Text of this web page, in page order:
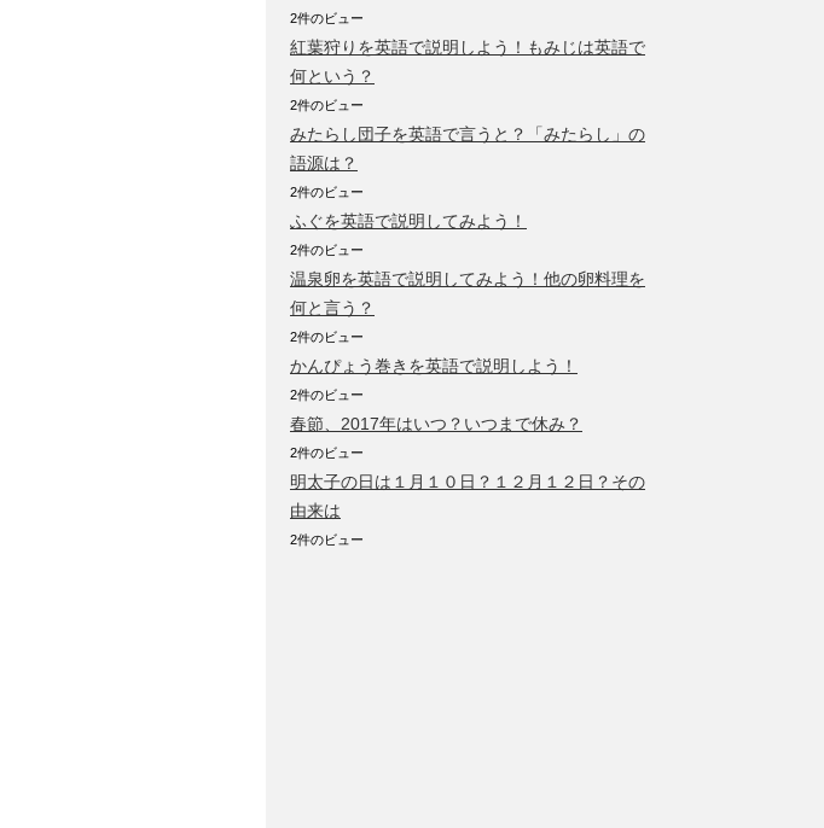
2件のビュー
紅葉狩りを英語で説明しよう！もみじは英語で
何という？
2件のビュー
みたらし団子を英語で言うと？「みたらし」の
語源は？
2件のビュー
ふぐを英語で説明してみよう！
2件のビュー
温泉卵を英語で説明してみよう！他の卵料理を
何と言う？
2件のビュー
かんぴょう巻きを英語で説明しよう！
2件のビュー
春節、2017年はいつ？いつまで休み？
2件のビュー
明太子の日は１月１０日？１２月１２日？その
由来は
2件のビュー